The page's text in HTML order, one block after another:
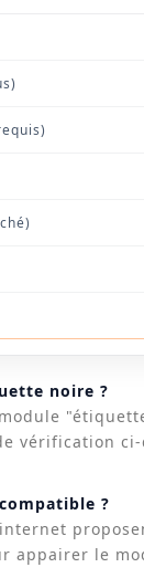
noire ?
vérification
?
appairer le